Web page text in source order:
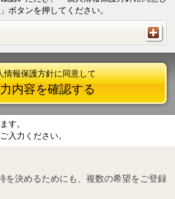
ボタンを押してください。
情報保護方針に同意して
内容を確認する
す。
入力ください。
を決めるためにも、複数の希望をご登録